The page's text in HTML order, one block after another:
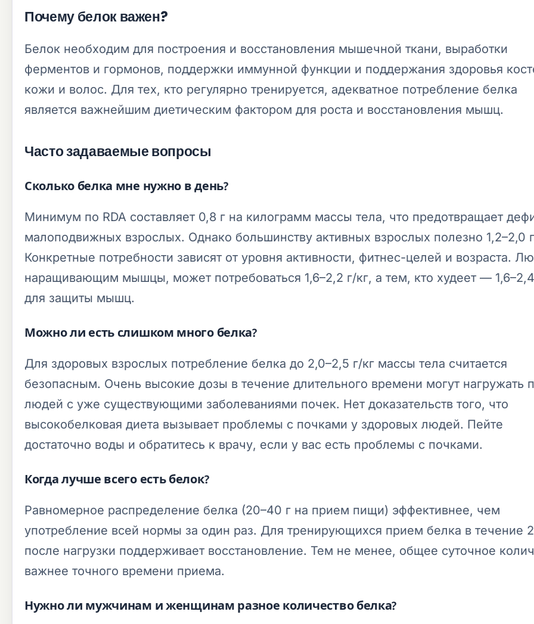
Почему белок важен?
Белок необходим для построения и восстановления мышечной ткани, выработки
ферментов и гормонов, поддержки иммунной функции и поддержания здоровья
кожи и волос. Для тех, кто регулярно тренируется, адекватное потребление белка
является важнейшим диетическим фактором для роста и восстановления мышц.
Часто задаваемые вопросы
Сколько белка мне нужно в день?
Минимум по RDA составляет 0,8 г на килограмм массы тела, что предотвращает
малоподвижных взрослых. Однако большинству активных взрослых полезно 1,2–2,0
Конкретные потребности зависят от уровня активности, фитнес-целей и возраста.
наращивающим мышцы, может потребоваться 1,6–2,2 г/кг, а тем, кто худеет —
для защиты мышц.
Можно ли есть слишком много белка?
Для здоровых взрослых потребление белка до 2,0–2,5 г/кг массы тела считается
безопасным. Очень высокие дозы в течение длительного времени могут нагружать
людей с уже существующими заболеваниями почек. Нет доказательств того, что
высокобелковая диета вызывает проблемы с почками у здоровых людей. Пейте
достаточно воды и обратитесь к врачу, если у вас есть проблемы с почками.
Когда лучше всего есть белок?
Равномерное распределение белка (20–40 г на прием пищи) эффективнее, чем
употребление всей нормы за один раз. Для тренирующихся прием белка в течение
после нагрузки поддерживает восстановление. Тем не менее, общее суточное
важнее точного времени приема.
Нужно ли мужчинам и женщинам разное количество белка?